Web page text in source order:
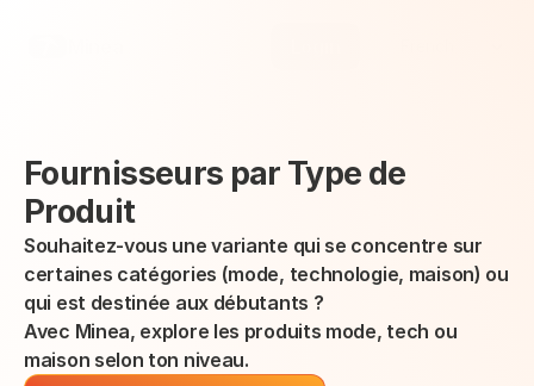
Fournisseurs par Type de
Produit
Souhaitez-vous une variante qui se concentre sur
certaines catégories (mode, technologie, maison) ou
qui est destinée aux débutants ?
Avec Minea, explore les produits mode, tech ou
maison selon ton niveau.